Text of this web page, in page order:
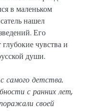
в маленьком
нашел
Его
чувства и
души.
самого детства.
с ранних лет,
своей